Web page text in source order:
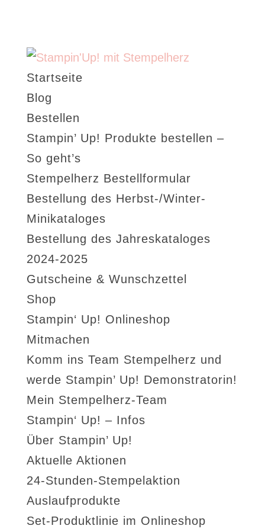
Startseite
Blog
Bestellen
Stampin’ Up! Produkte bestellen –
So geht’s
Stempelherz Bestellformular
Bestellung des Herbst-/Winter-
Minikataloges
Bestellung des Jahreskataloges
2024-2025
Gutscheine & Wunschzettel
Shop
Stampin‘ Up! Onlineshop
Mitmachen
Komm ins Team Stempelherz und
werde Stampin’ Up! Demonstratorin!
Mein Stempelherz-Team
Stampin‘ Up! – Infos
Über Stampin’ Up!
Aktuelle Aktionen
24-Stunden-Stempelaktion
Auslaufprodukte
Set-Produktlinie im Onlineshop